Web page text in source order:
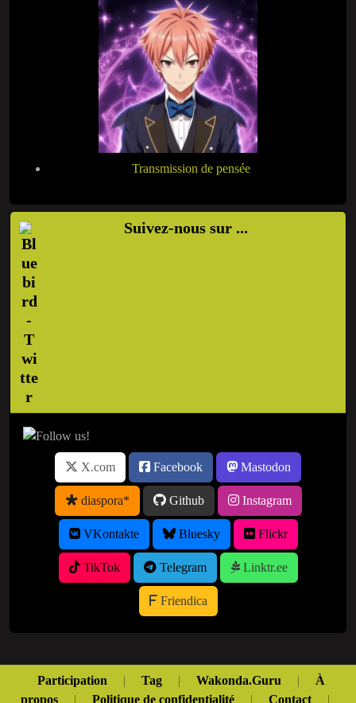
Transmission de pensée
Suivez-nous sur ...
X.com Facebook Mastodon
diaspora* Github Instagram
VKontakte Bluesky Flickr
TikTok Telegram Linktr.ee
Friendica
Participation | Tag | Wakonda.Guru |
À
propos
| Politique de confidentialité | Contact |